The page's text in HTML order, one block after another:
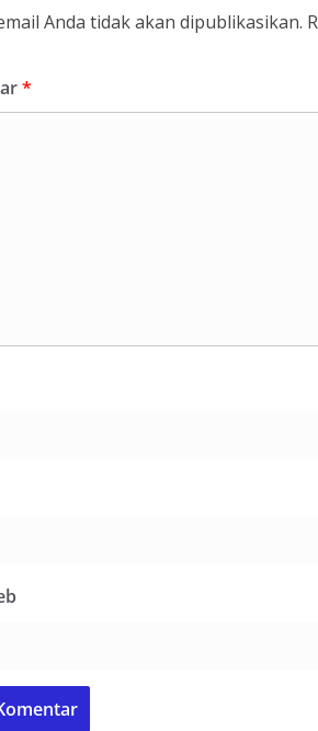
Anda tidak akan dipublikasikan.
*